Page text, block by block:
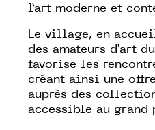
l’art moderne et
Le village, en
des amateurs d’art
favorise les
créant ainsi une
auprès des
accessible au grand